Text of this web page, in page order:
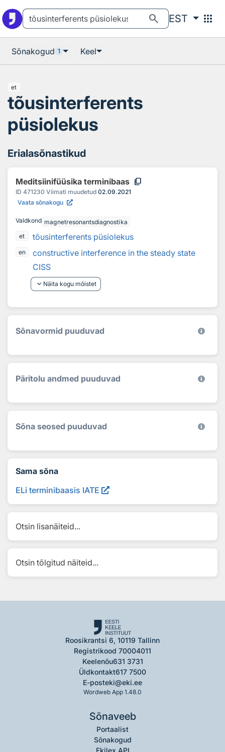
search EST apps
Sõnakogud 1 Keel
et
tõusinterferents
püsiolekus
Erialasõnastikud
Meditsiinifüüsika terminibaas content_copy
ID 471230 Viimati muudetud 02.09.2021
Vaata sõnakogu
Valdkond magnetresonantsdiagnostika
et
tõusinterferents püsiolekus
en
constructive interference in the steady state
CISS
keyboard_arrow_down Näita kogu mõistet
Sõnavormid puuduvad
Päritolu andmed puuduvad
Sõna seosed puuduvad
Sama sõna
ELi terminibaasis IATE
Otsin lisanäiteid...
Otsin tõlgitud näiteid...
Roosikrantsi 6, 10119 Tallinn
Registrikood 70004011
Keelenõu631 3731
Üldkontakt617 7500
E-posteki@eki.ee
Wordweb App 1.48.0
Sõnaveeb
Portaalist
Sõnakogud
Ekilex API